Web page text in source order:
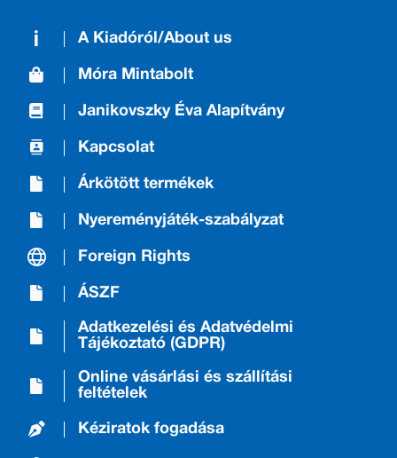
A Kiadóról/About us
Móra Mintabolt
Janikovszky Éva Alapítvány
Kapcsolat
Árkötött termékek
Nyereményjáték-szabályzat
Foreign Rights
ÁSZF
Adatkezelési és Adatvédelmi
Tájékoztató (GDPR)
Online vásárlási és szállítási
feltételek
Kéziratok fogadása